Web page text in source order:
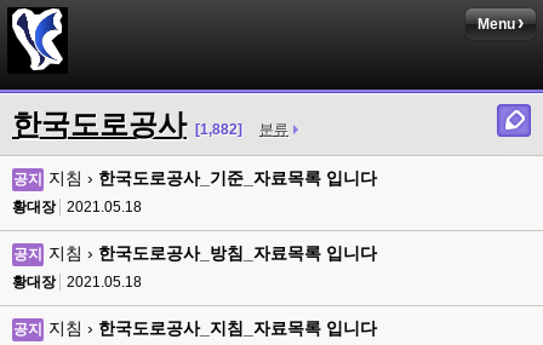
Menu
한국도로공사 [1,882] 분류
공지 지침 › 한국도로공사_기준_자료목록 입니다
황대장 2021.05.18
공지 지침 › 한국도로공사_방침_자료목록 입니다
황대장 2021.05.18
공지 지침 › 한국도로공사_지침_자료목록 입니다